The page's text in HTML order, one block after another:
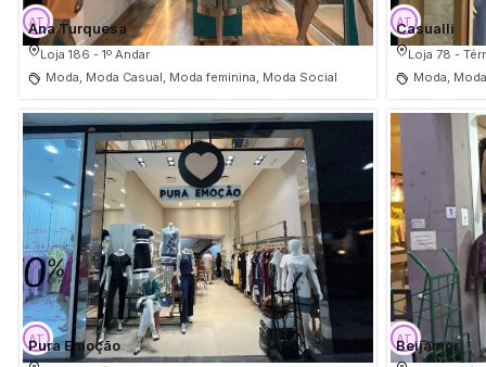
Ana Turquesa
Loja 186 - 1º Andar
Moda, Moda Casual, Moda feminina, Moda Social
Casualli
Loja 78 -
Moda,
Pura Emoção Beijamor